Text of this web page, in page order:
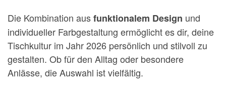
Die Kombination ausfunktionalem Design und
individueller Farbgestaltung ermöglicht es dir, deine
Tischkultur im Jahr 2026 persönlich und stilvoll zu
gestalten. Ob für den Alltag oder besondere
Anlässe, die Auswahl ist vielfältig.